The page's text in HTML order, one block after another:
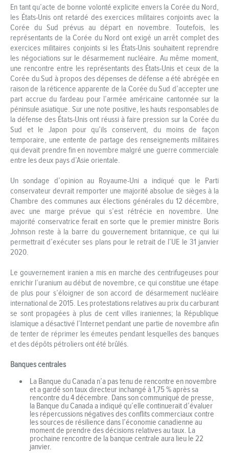
En tant qu’acte de bonne volonté explicite envers la Corée du Nord,
les États-Unis ont retardé des exercices militaires conjoints avec la
Corée du Sud prévus au départ en novembre. Toutefois, les
représentants de la Corée du Nord ont exigé un arrêt complet des
exercices militaires conjoints si les États-Unis souhaitent reprendre
les négociations sur le désarmement nucléaire. Au même moment,
une rencontre entre les représentants des États-Unis et ceux de la
Corée du Sud à propos des dépenses de défense a été abrégée en
raison de la réticence apparente de la Corée du Sud d’accepter une
part accrue du fardeau pour l’armée américaine cantonnée sur la
péninsule asiatique. Sur une note positive, les hauts responsables de
la défense des États-Unis ont réussi à faire pression sur la Corée du
Sud et le Japon pour qu’ils conservent, du moins de façon
temporaire, une entente de partage des renseignements militaires
qui devait prendre fin en novembre malgré une guerre commerciale
entre les deux pays d’Asie orientale.
Un sondage d’opinion au Royaume-Uni a indiqué que le Parti
conservateur devrait remporter une majorité absolue de sièges à la
Chambre des communes aux élections générales du 12 décembre,
avec une marge prévue qui s’est rétrécie en novembre. Une
majorité conservatrice ferait en sorte que le premier ministre Boris
Johnson reste à la barre du gouvernement britannique, ce qui lui
permettrait d’exécuter ses plans pour le retrait de l’UE le 31 janvier
2020.
Le gouvernement iranien a mis en marche des centrifugeuses pour
enrichir l’uranium au début de novembre, ce qui constitue une étape
de plus pour s’éloigner de son accord de désarmement nucléaire
international de 2015. Les protestations relatives au prix du carburant
se sont propagées à plus de cent villes iraniennes; la République
islamique a désactivé l’Internet pendant une partie de novembre afin
de tenter de réprimer les émeutes pendant lesquelles des banques
et des dépôts pétroliers ont été brûlés.
Banques centrales
La Banque du Canada n’a pas tenu de rencontre en novembre
et a gardé son taux directeur inchangé à 1,75 % après sa
rencontre du 4 décembre. Dans son communiqué de presse,
la Banque du Canada a indiqué qu’elle continuerait d’évaluer
les répercussions négatives des conflits commerciaux contre
les sources de résilience dans l’économie canadienne au
moment de prendre des décisions relatives au taux. La
prochaine rencontre de la banque centrale aura lieu le 22
janvier.